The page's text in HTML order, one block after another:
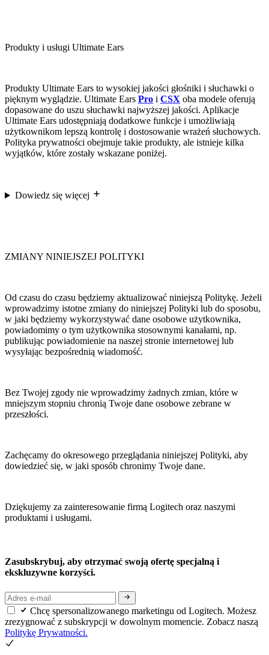
Produkty i usługi Ultimate Ears
Produkty Ultimate Ears to wysokiej jakości głośniki i słuchawki o
pięknym wyglądzie. Ultimate Ears Pro i CSX oba modele oferują
dopasowane do uszu słuchawki najwyższej jakości. Aplikacje
Ultimate Ears udostępniają dodatkowe funkcje i umożliwiają
użytkownikom lepszą kontrolę i dostosowanie wrażeń słuchowych.
Polityka prywatności obejmuje takie produkty, ale istnieje kilka
wyjątków, które zostały wskazane poniżej.
Dowiedz się więcej
ZMIANY NINIEJSZEJ POLITYKI
Od czasu do czasu będziemy aktualizować niniejszą Politykę. Jeżeli
wprowadzimy istotne zmiany do niniejszej Polityki lub do sposobu,
w jaki będziemy wykorzystywać dane osobowe użytkownika,
powiadomimy o tym użytkownika stosownymi kanałami, np.
publikując powiadomienie na naszej stronie internetowej lub
wysyłając bezpośrednią wiadomość.
Bez Twojej zgody nie wprowadzimy żadnych zmian, które w
mniejszym stopniu chronią Twoje dane osobowe zebrane w
przeszłości.
Zachęcamy do okresowego przeglądania niniejszej Polityki, aby
dowiedzieć się, w jaki sposób chronimy Twoje dane.
Dziękujemy za zainteresowanie firmą Logitech oraz naszymi
produktami i usługami.
Zasubskrybuj, aby otrzymać swoją ofertę specjalną i
ekskluzywne korzyści.
Chcę spersonalizowanego marketingu od Logitech. Możesz
zrezygnować z subskrypcji w dowolnym momencie. Zobacz naszą
Politykę Prywatności.